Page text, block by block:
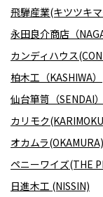
飛騨産業(キツツキ
永田良介商店（
カンディハウス
柏木工（KASHIWA）
仙台箪笥（SENDAI）
カリモク
オカムラ(OKAMURA)
ペニーワイズ(THE
日進木工 (NISSIN)